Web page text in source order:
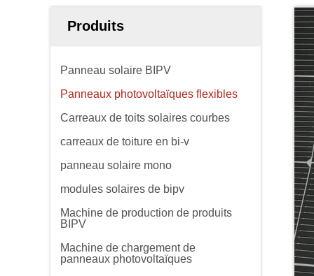
Produits
Panneau solaire BIPV
Panneaux photovoltaïques flexibles
Carreaux de toits solaires courbes
carreaux de toiture en bi-v
panneau solaire mono
modules solaires de bipv
Machine de production de produits
BIPV
Machine de chargement de
panneaux photovoltaïques